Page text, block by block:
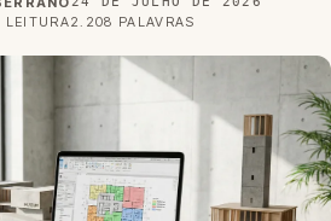
LEITURA2.208 PALAVRAS